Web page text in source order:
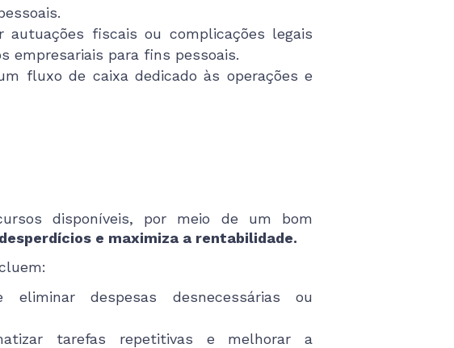
autuações fiscais ou complicações legais
empresariais para fins pessoais.
fluxo de caixa dedicado às operações e
disponíveis, por meio de um bom
e maximiza a rentabilidade.
despesas desnecessárias ou
tarefas repetitivas e melhorar a